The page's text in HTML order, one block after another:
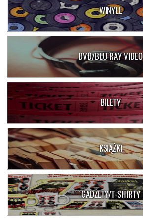
WINYLE
DVD/BLU-RAY VIDEO
BILETY
KSIĄŻKI
GADŻETY/T-SHIRTY